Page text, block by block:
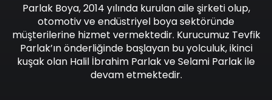
Parlak Boya, 2014 yılında kurulan aile şirketi olup,
otomotiv ve endüstriyel boya sektöründe
müşterilerine hizmet vermektedir. Kurucumuz Tevfik
Parlak’ın önderliğinde başlayan bu yolculuk, ikinci
kuşak olan Halil İbrahim Parlak ve Selami Parlak ile
devam etmektedir.